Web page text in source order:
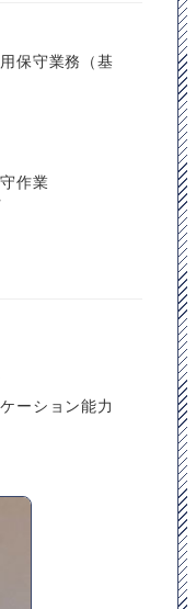
保守業務（基
作業
ーション能力